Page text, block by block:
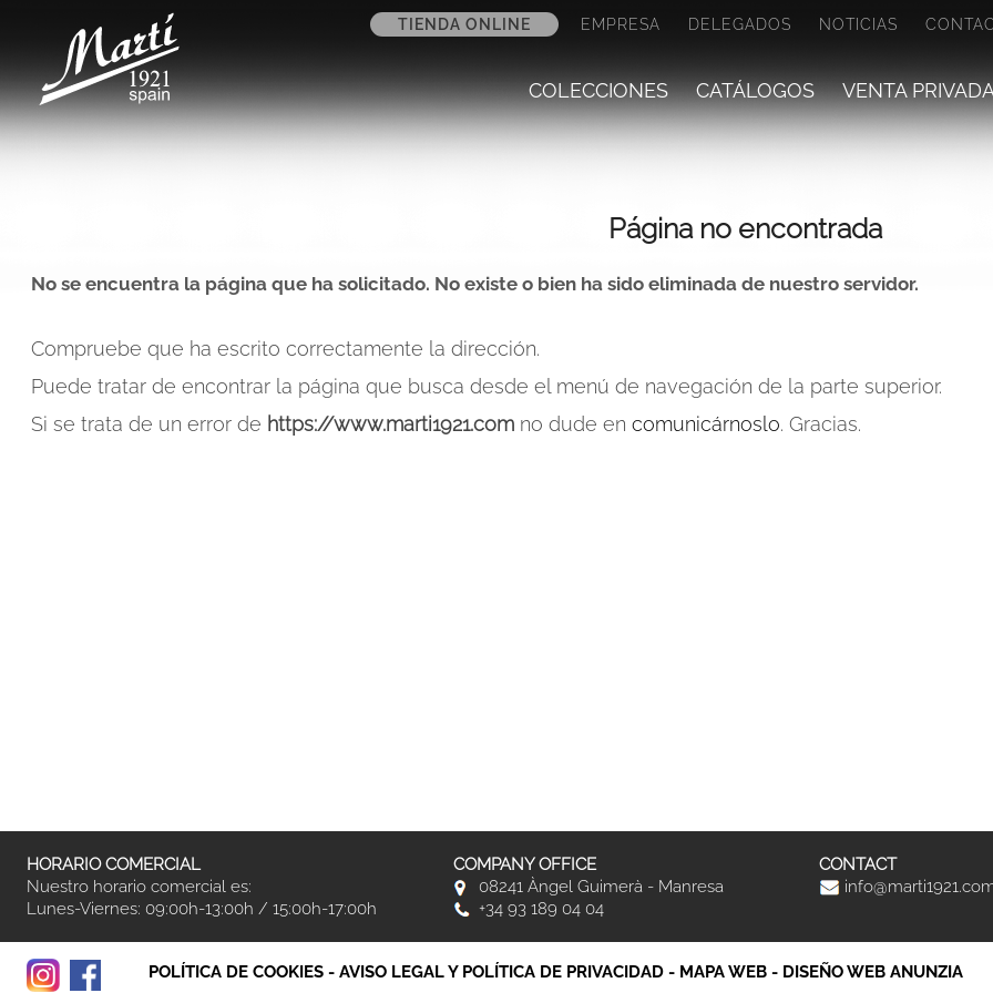
TIENDA ONLINE EMPRESA DELEGADOS NOTICIAS
COLECCIONES CATÁLOGOS VENTA
Página no encontrada
No se encuentra la página que ha solicitado. No existe o bien ha sido eliminada de nuestro servidor.
Compruebe que ha escrito correctamente la dirección.
Puede tratar de encontrar la página que busca desde el menú de navegación de la parte superior.
Si se trata de un error de https://www.marti1921.com no dude en comunicárnoslo. Gracias.
HORARIO COMERCIAL
Nuestro horario comercial es:
Lunes-Viernes: 09:00h-13:00h / 15:00h-17:00h
COMPANY OFFICE
08241 Àngel Guimerà - Manresa
+34 93 189 04 04
CONTACT
POLÍTICA DE COOKIES - AVISO LEGAL Y POLÍTICA DE PRIVACIDAD - MAPA WEB - DISEÑO WEB ANUNZIA